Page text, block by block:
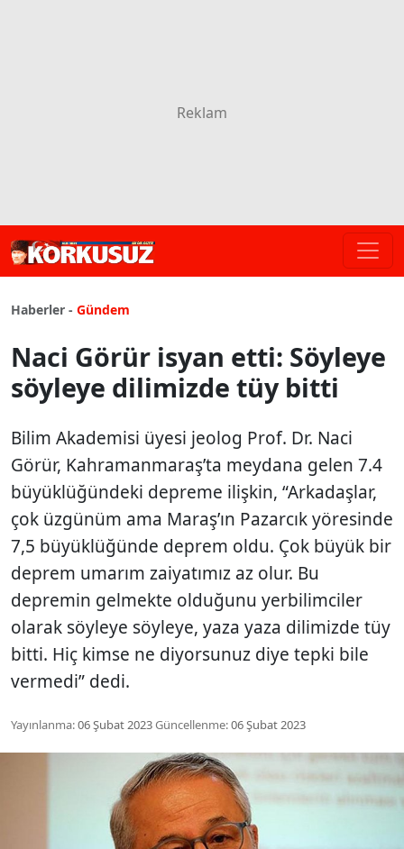
Haberler - Gündem
Naci Görür isyan etti: Söyleye
söyleye dilimizde tüy bitti
Bilim Akademisi üyesi jeolog Prof. Dr. Naci
Görür, Kahramanmaraş’ta meydana gelen 7.4
büyüklüğündeki depreme ilişkin, “Arkadaşlar,
çok üzgünüm ama Maraş’ın Pazarcık yöresinde
7,5 büyüklüğünde deprem oldu. Çok büyük bir
deprem umarım zaiyatımız az olur. Bu
depremin gelmekte olduğunu yerbilimciler
olarak söyleye söyleye, yaza yaza dilimizde tüy
bitti. Hiç kimse ne diyorsunuz diye tepki bile
vermedi” dedi.
Yayınlanma:06 Şubat 2023Güncellenme:06 Şubat 2023